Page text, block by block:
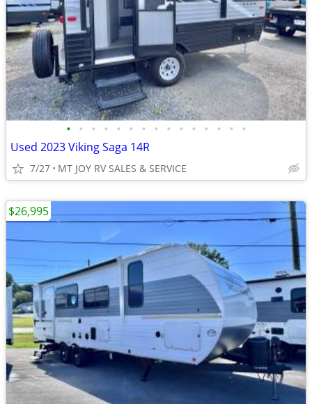
• • • • • • • • • • • • • • •
Used 2023 Viking Saga 14R
7/27 MT JOY RV SALES & SERVICE
$26,995